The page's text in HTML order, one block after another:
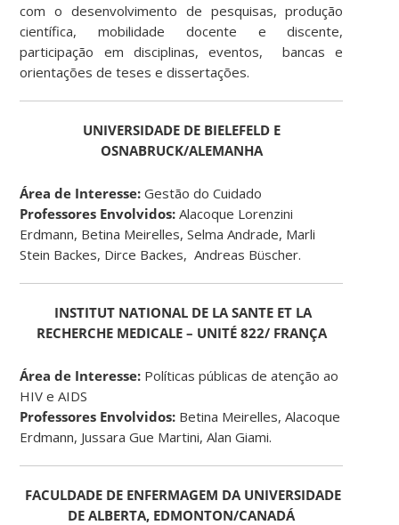
com o desenvolvimento de pesquisas, produção
científica, mobilidade docente e discente,
participação em disciplinas, eventos, bancas e
orientações de teses e dissertações.
UNIVERSIDADE DE BIELEFELD E
OSNABRUCK/ALEMANHA
Área de Interesse: Gestão do Cuidado
Professores Envolvidos: Alacoque Lorenzini
Erdmann, Betina Meirelles, Selma Andrade, Marli
Stein Backes, Dirce Backes, Andreas Büscher.
INSTITUT NATIONAL DE LA SANTE ET LA
RECHERCHE MEDICALE – UNITÉ 822/ FRANÇA
Área de Interesse: Políticas públicas de atenção ao
HIV e AIDS
Professores Envolvidos: Betina Meirelles, Alacoque
Erdmann, Jussara Gue Martini, Alan Giami.
FACULDADE DE ENFERMAGEM DA UNIVERSIDADE
DE ALBERTA, EDMONTON/CANADÁ